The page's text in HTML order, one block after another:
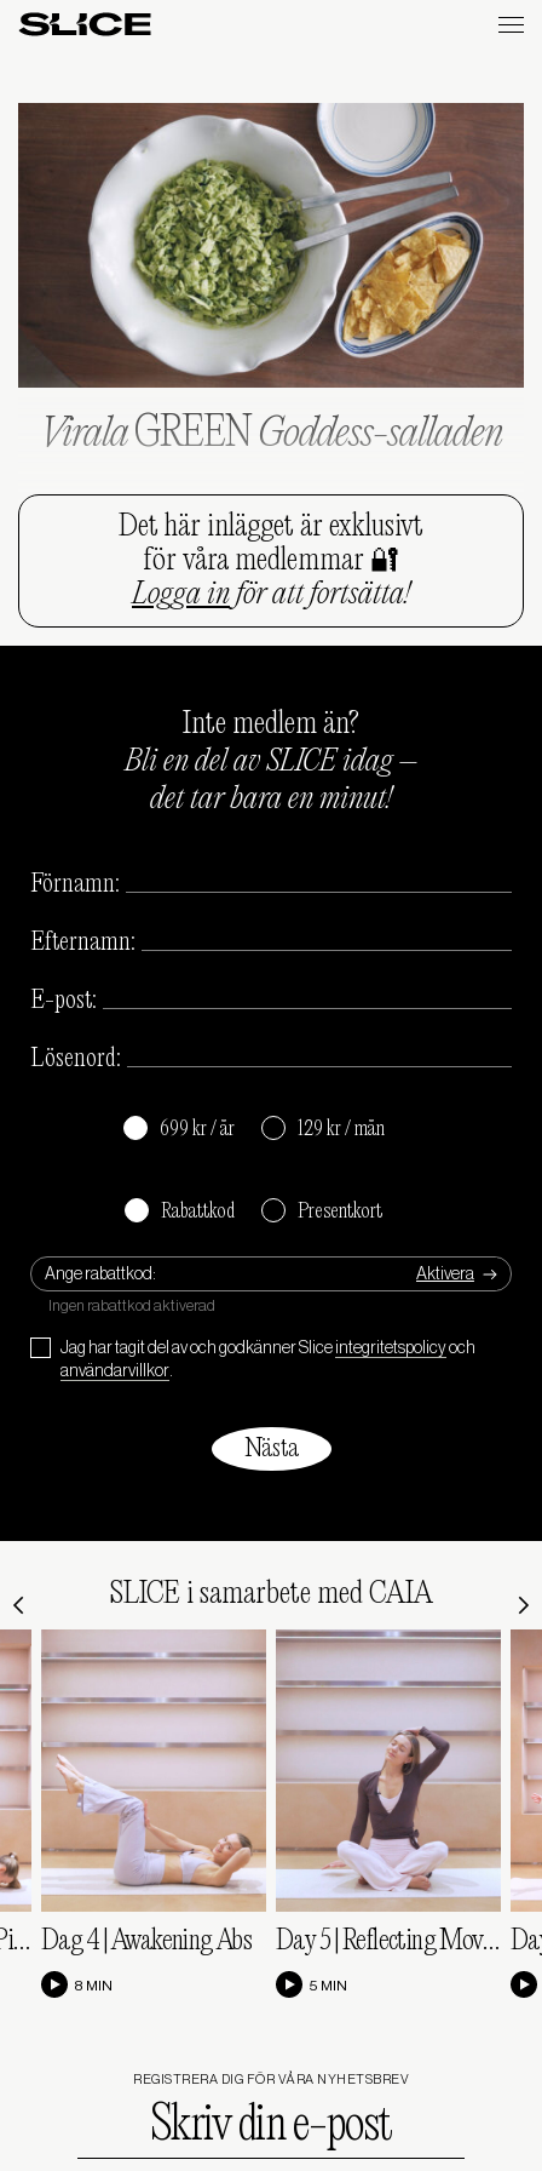
Slice
ViralaGREEN Goddess-salladen
Det här inlägget är exklusivt
för våra medlemmar 🔐
Logga inför att fortsätta!
Inte medlem än?
Bli en del av SLICE idag –
det tar bara en minut!
Förnamn:
Efternamn:
E-post:
Lösenord:
699 kr / år 129 kr / mån
Rabattkod Presentkort
Ange rabattkod:
Jag har tagit del av och godkänner Slice integritetspolicyoch
användarvillkor.
SLICE i samarbete med CAIA
Day 1 | Wake Me Up Pilates Dag 4 | Awakening Abs
8 MIN
Day 5 | Reflecting Moves
5 MIN
REGISTRERA DIG FÖR VÅRA NYHETSBREV
din